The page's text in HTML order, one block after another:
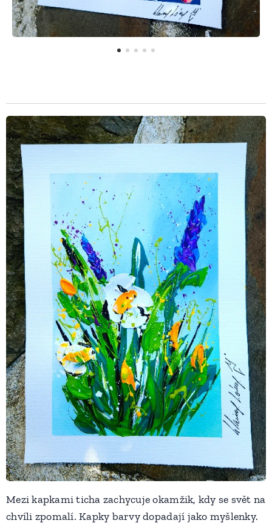
Mezi kapkami ticha zachycuje okamžik, kdy se svět na
chvíli zpomalí. Kapky barvy dopadají jako myšlenky.